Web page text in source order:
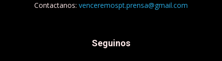
Contactanos: venceremospt.prensa@gmail.com
Seguinos